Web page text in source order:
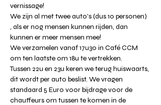
vernissage!
We zijn al met twee auto's (dus 10 personen)
, als er nog mensen kunnen rijden, dan
kunnen er meer mensen mee!
We verzamelen vanaf 17u30 in Café CCM
om ten laatste om 18u te vertrekken.
Tussen 22u en 23u keren we terug huiswaarts,
dit wordt per auto beslist. We vragen
standaard 5 Euro voor bijdrage voor de
chauffeurs om tussen te komen in de